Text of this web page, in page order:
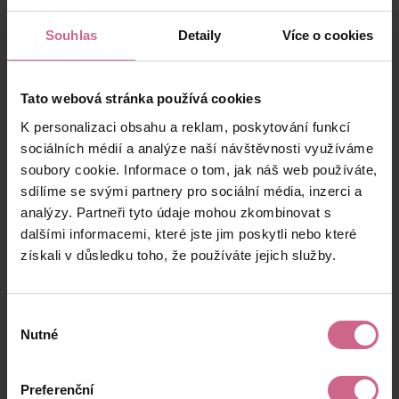
Souhlas Detaily Více o cookies
Tato webová stránka používá cookies
K personalizaci obsahu a reklam, poskytování funkcí
sociálních médií a analýze naší návštěvnosti využíváme
soubory cookie. Informace o tom, jak náš web používáte,
sdílíme se svými partnery pro sociální média, inzerci a
analýzy. Partneři tyto údaje mohou zkombinovat s
dalšími informacemi, které jste jim poskytli nebo které
získali v důsledku toho, že používáte jejich služby.
souhlasu
Nutné
Preferenční
V****
100 Kč
22:38:23
35 Kč
Z****
1 000 Kč
22:28:43
350 Kč
K****
10 000 Kč
3. 10. 2025
M****
H****
43 500 Kč
3. 10. 2025
22:26:18
15 225 Kč
M****
K****
100 Kč
3. 10. 2025
22:22:57
35 Kč
T****
35 000 Kč
3. 10. 2025
12 250 Kč